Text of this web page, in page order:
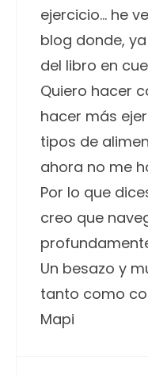
ejercicio… he
blog donde,
del libro en
Quiero hacer
hacer más
tipos de
ahora no me
Por lo que
creo que
Un besazo y
tanto como
Mapi